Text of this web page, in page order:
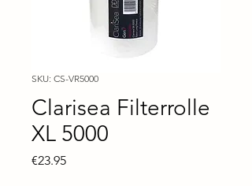
SKU: CS-VR5000
Clarisea Filterrolle
XL 5000
€23.95Price